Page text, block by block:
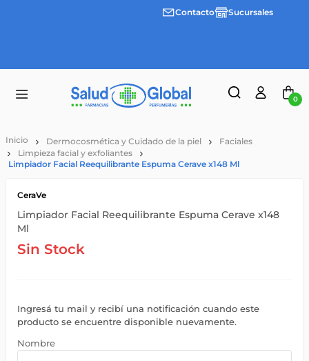
Envíos
3 cuotas Contacto Sucursales
0
Dermocosmética y Cuidado de la piel
Faciales
Limpieza facial y exfoliantes
Limpiador Facial Reequilibrante Espuma Cerave x148 Ml
CeraVe
Limpiador Facial Reequilibrante Espuma Cerave x148
Ml
Sin Stock
Ingresá tu mail y recibí una notificación cuando este
producto se encuentre disponible nuevamente.